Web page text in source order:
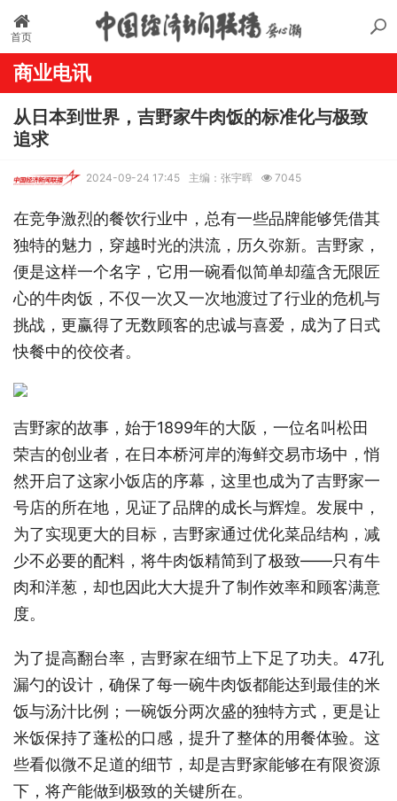
首页
商业电讯
从日本到世界，吉野家牛肉饭的标准化与极致
追求
2024-09-24 17:45 主编：张宇晖 7045
在竞争激烈的餐饮行业中，总有一些品牌能够凭借其
独特的魅力，穿越时光的洪流，历久弥新。吉野家，
便是这样一个名字，它用一碗看似简单却蕴含无限匠
心的牛肉饭，不仅一次又一次地渡过了行业的危机与
挑战，更赢得了无数顾客的忠诚与喜爱，成为了日式
快餐中的佼佼者。
吉野家的故事，始于1899年的大阪，一位名叫松田
荣吉的创业者，在日本桥河岸的海鲜交易市场中，悄
然开启了这家小饭店的序幕，这里也成为了吉野家一
号店的所在地，见证了品牌的成长与辉煌。发展中，
为了实现更大的目标，吉野家通过优化菜品结构，减
少不必要的配料，将牛肉饭精简到了极致——只有牛
肉和洋葱，却也因此大大提升了制作效率和顾客满意
度。
为了提高翻台率，吉野家在细节上下足了功夫。47孔
漏勺的设计，确保了每一碗牛肉饭都能达到最佳的米
饭与汤汁比例；一碗饭分两次盛的独特方式，更是让
米饭保持了蓬松的口感，提升了整体的用餐体验。这
些看似微不足道的细节，却是吉野家能够在有限资源
下，将产能做到极致的关键所在。